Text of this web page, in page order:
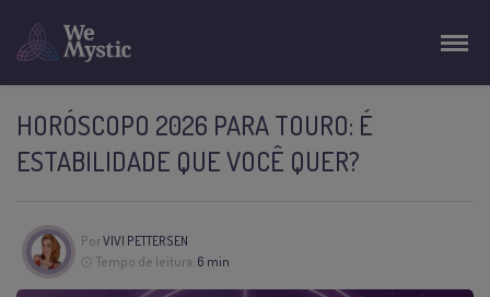
HORÓSCOPO 2026 PARA TOURO: É
ESTABILIDADE QUE VOCÊ QUER?
PorVIVI PETTERSEN
Tempo de leitura: 6 min